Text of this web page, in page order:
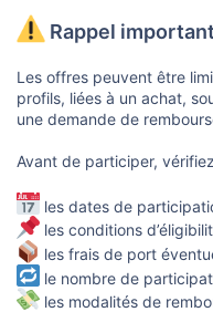
Rappel important
Les offres peuvent être
profils, liées à un achat,
une demande de
Avant de participer,
les dates de
les conditions
les frais de port
le nombre de
les modalités de